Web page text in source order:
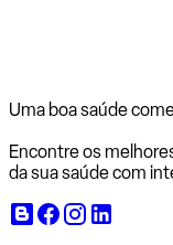
Uma boa saúde
Encontre os
da sua saúde com